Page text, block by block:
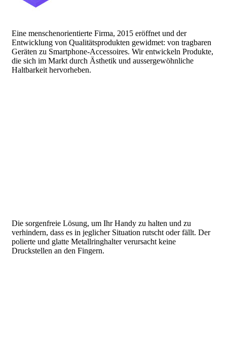
Eine menschenorientierte Firma, 2015 eröffnet und der
Entwicklung von Qualitätsprodukten gewidmet: von tragbaren
Geräten zu Smartphone-Accessoires. Wir entwickeln Produkte,
die sich im Markt durch Ästhetik und aussergewöhnliche
Haltbarkeit hervorheben.
Die sorgenfreie Lösung, um Ihr Handy zu halten und zu
verhindern, dass es in jeglicher Situation rutscht oder fällt. Der
polierte und glatte Metallringhalter verursacht keine
Druckstellen an den Fingern.